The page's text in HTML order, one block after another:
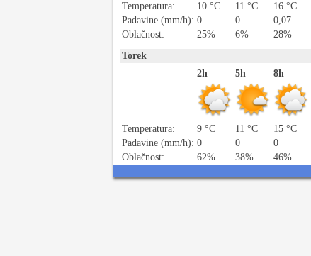
Temperatura:
10 °C
Padavine (mm/h): 0
Oblačnost:
25%
11 °C
0
6%
16 °C
0,07
28%
Torek
2h
Temperatura:
9 °C
Padavine (mm/h): 0
Oblačnost:
62%
5h
11 °C
0
38%
8h
15 °C
0
46%